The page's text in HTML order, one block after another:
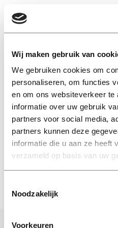
Wij maken gebruik van
We gebruiken cookies om
personaliseren, om functies
en om ons websiteverkeer
informatie over uw gebruik
partners voor social media,
partners kunnen deze
informatie die u aan ze heeft
verzameld op basis van uw
Noodzakelijk
Voorkeuren
uurloon
Nieuws
17